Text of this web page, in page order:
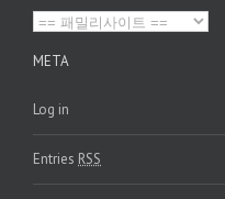
META
Log in
Entries RSS